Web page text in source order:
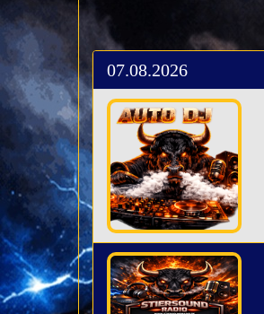
07.08.2026